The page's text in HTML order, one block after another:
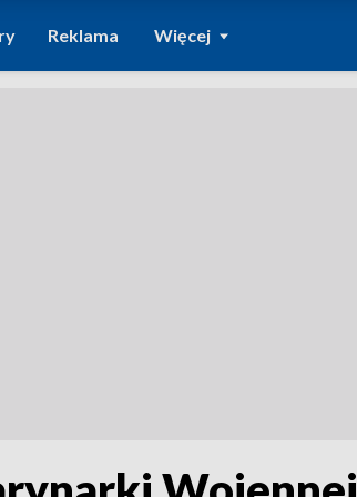
Reklama Więcej